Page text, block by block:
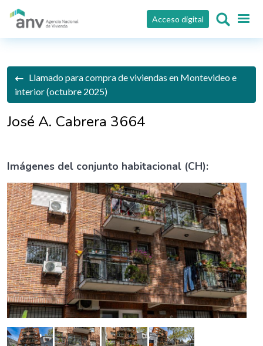
Pasar al contenido principal
Acceso digital
Llamado para compra de viviendas en Montevideo e
interior (octubre 2025)
José A. Cabrera 3664
Imágenes del conjunto habitacional (CH):